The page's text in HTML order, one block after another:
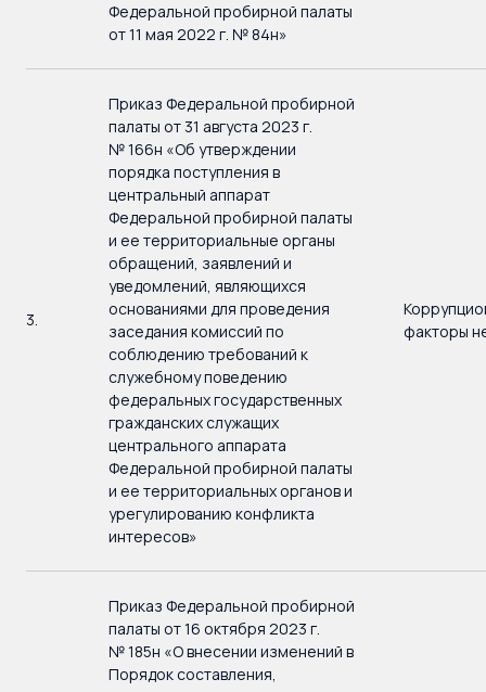
Федеральной пробирной палаты
от 11 мая 2022 г. № 84н»
3.
Приказ Федеральной пробирной
палаты от 31 августа 2023 г.
№ 166н «Об утверждении
порядка поступления в
центральный аппарат
Федеральной пробирной палаты
и ее территориальные органы
обращений, заявлений и
уведомлений, являющихся
основаниями для проведения
заседания комиссий по
соблюдению требований к
служебному поведению
федеральных государственных
гражданских служащих
центрального аппарата
Федеральной пробирной палаты
и ее территориальных органов и
урегулированию конфликта
интересов»
факторы
Приказ Федеральной пробирной
палаты от 16 октября 2023 г.
№ 185н «О внесении изменений в
Порядок составления,